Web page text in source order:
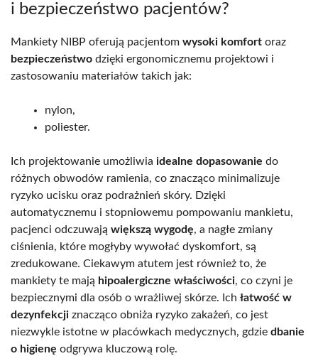
i bezpieczeństwo pacjentów?
Mankiety NIBP oferują pacjentom wysoki komfort oraz
bezpieczeństwo dzięki ergonomicznemu projektowi i
zastosowaniu materiałów takich jak:
nylon,
poliester.
Ich projektowanie umożliwia idealne dopasowanie do
różnych obwodów ramienia, co znacząco minimalizuje
ryzyko ucisku oraz podrażnień skóry. Dzięki
automatycznemu i stopniowemu pompowaniu mankietu,
pacjenci odczuwają większą wygodę, a nagłe zmiany
ciśnienia, które mogłyby wywołać dyskomfort, są
zredukowane. Ciekawym atutem jest również to, że
mankiety te mają hipoalergiczne właściwości, co czyni je
bezpiecznymi dla osób o wrażliwej skórze. Ich łatwość w
dezynfekcji znacząco obniża ryzyko zakażeń, co jest
niezwykle istotne w placówkach medycznych, gdzie dbanie
o higienę odgrywa kluczową rolę.